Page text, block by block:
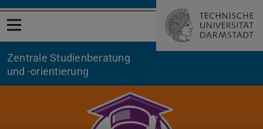
Menü öffnen
Zentrale Studienberatung
und -orientierung